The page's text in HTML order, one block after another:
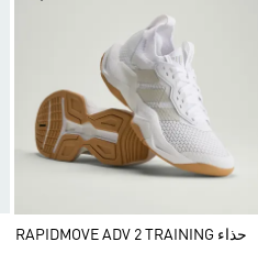
حذاء RAPIDMOVE ADV 2 TRAINING